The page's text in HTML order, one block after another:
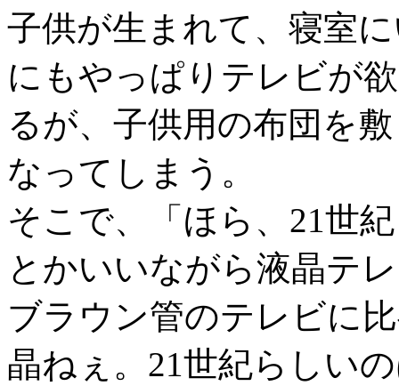
子供が生まれて、寝室
にもやっぱりテレビが
るが、子供用の布団を
なってしまう。
そこで、「ほら、21世
とかいいながら液晶テ
ブラウン管のテレビに
晶ねぇ。21世紀らしい